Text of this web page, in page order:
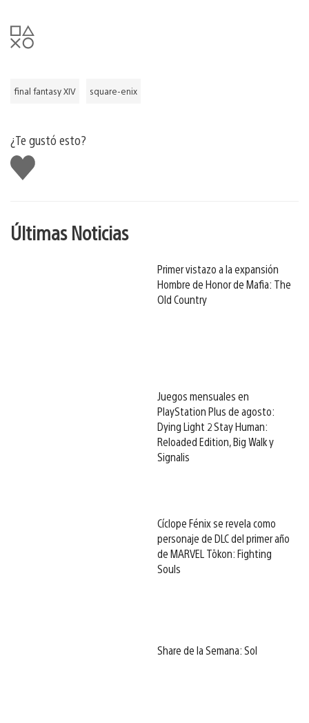
final fantasy XIV square-enix
¿Te gustó esto?
Me
gusta
Últimas Noticias
Primer vistazo a la expansión
Hombre de Honor de Mafia: The
Old Country
Juegos mensuales en
PlayStation Plus de agosto:
Dying Light 2 Stay Human:
Reloaded Edition, Big Walk y
Signalis
Cíclope Fénix se revela como
personaje de DLC del primer año
de MARVEL Tōkon: Fighting
Souls
Share de la Semana: Sol